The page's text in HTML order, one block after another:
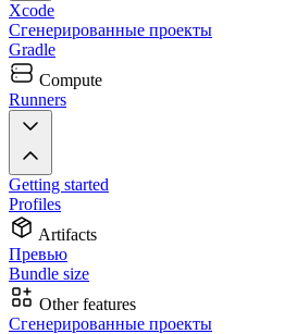
Xcode
Сгенерированные проекты
Gradle
Compute
Runners
Getting started
Profiles
Artifacts
Превью
Bundle size
Other features
Сгенерированные проекты